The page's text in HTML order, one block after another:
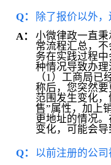
Q：
除了报价以外，
A：
小微律政一直
常流程汇总，
务在实践过程
种情况导致办理
（1）工商局已
称后，您突然
范围发生变化
售”属性，加上
更地址的情况
变化，可能会导
Q：
以前注册的公司